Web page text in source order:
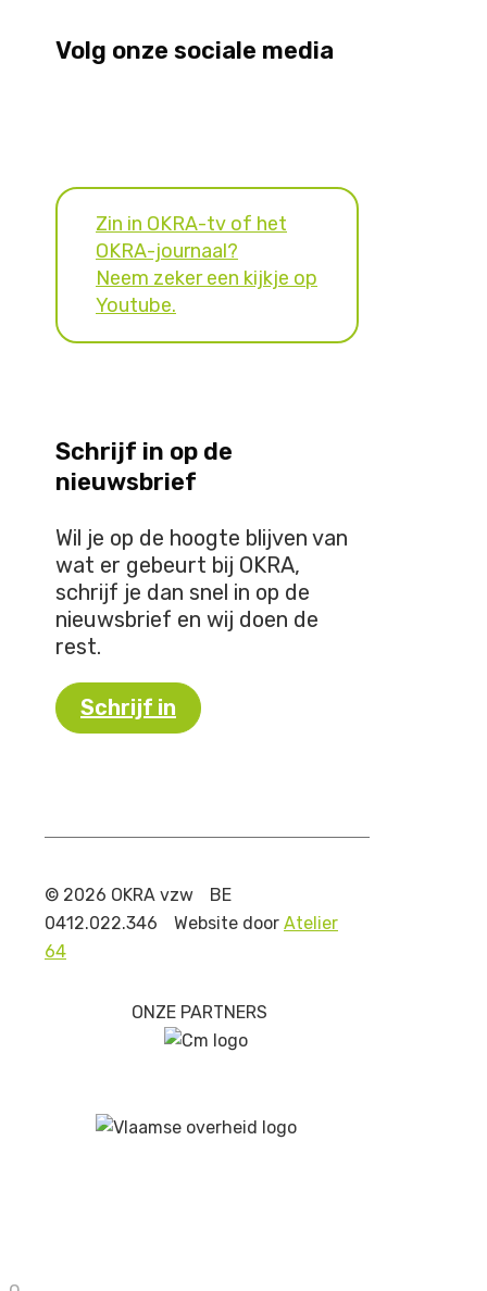
Volg onze sociale media
Zin in OKRA-tv of het
OKRA-journaal?
Neem zeker een kijkje op
Youtube.
Schrijf in op de
nieuwsbrief
Wil je op de hoogte blijven van
wat er gebeurt bij OKRA,
schrijf je dan snel in op de
nieuwsbrief en wij doen de
rest.
Schrijf in
© 2026 OKRA vzw
BE
0412.022.346
Website door Atelier
64
ONZE PARTNERS